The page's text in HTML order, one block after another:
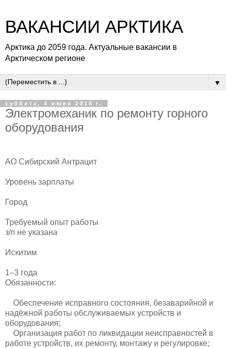
ВАКАНСИИ АРКТИКА
Арктика до 2059 года. Актуальные вакансии в
Арктическом регионе
▼
суббота, 4 июня 2016 г.
Электромеханик по ремонту горного
оборудования
АО Сибирский Антрацит
Уровень зарплаты
Город
Требуемый опыт работы
з/п не указана
Искитим
1–3 года
Обязанности:
Обеспечение исправного состояния, безаварийной и
надёжной работы обслуживаемых устройств и
оборудования;
Организация работ по ликвидации неисправностей в
работе устройств, их ремонту, монтажу и регулировке;